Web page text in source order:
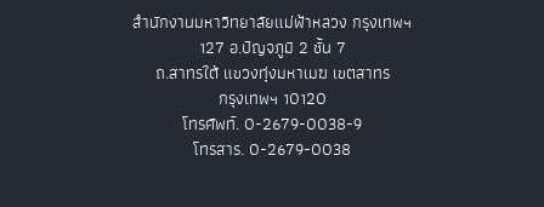
สำนักงานมหาวิทยาลัยแม่ฟ้าหลวง กรุงเทพฯ
127 อ.ปัญจภูมิ 2 ชั้น 7
ถ.สาทรใต้ แขวงทุ่งมหาเมฆ เขตสาทร
กรุงเทพฯ 10120
โทรศัพท์. 0-2679-0038-9
โทรสาร. 0-2679-0038